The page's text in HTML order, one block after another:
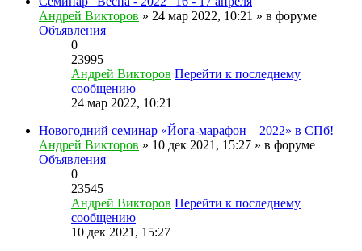
Андрей Викторов » 24 мар 2022, 10:21 » в форуме
Объявления
0
23995
Андрей Викторов Перейти к последнему
сообщению
24 мар 2022, 10:21
Новогодний семинар «Йога-марафон – 2022» в СПб!
Андрей Викторов » 10 дек 2021, 15:27 » в форуме
Объявления
0
23545
Андрей Викторов Перейти к последнему
сообщению
10 дек 2021, 15:27